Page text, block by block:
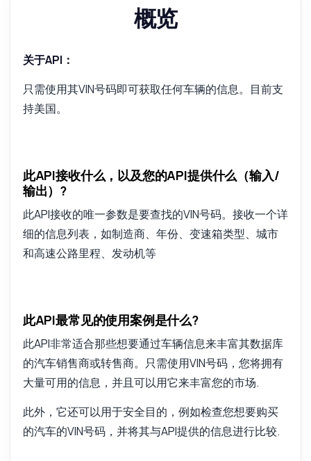
概览
关于API：
只需使用其VIN号码即可获取任何车辆的信息。目前支
持美国。
此API接收什么，以及您的API提供什么（输入/
输出）?
此API接收的唯一参数是要查找的VIN号码。接收一个详
细的信息列表，如制造商、年份、变速箱类型、城市
和高速公路里程、发动机等
此API最常见的使用案例是什么?
此API非常适合那些想要通过车辆信息来丰富其数据库
的汽车销售商或转售商。只需使用VIN号码，您将拥有
大量可用的信息，并且可以用它来丰富您的市场.
此外，它还可以用于安全目的，例如检查您想要购买
的汽车的VIN号码，并将其与API提供的信息进行比较.